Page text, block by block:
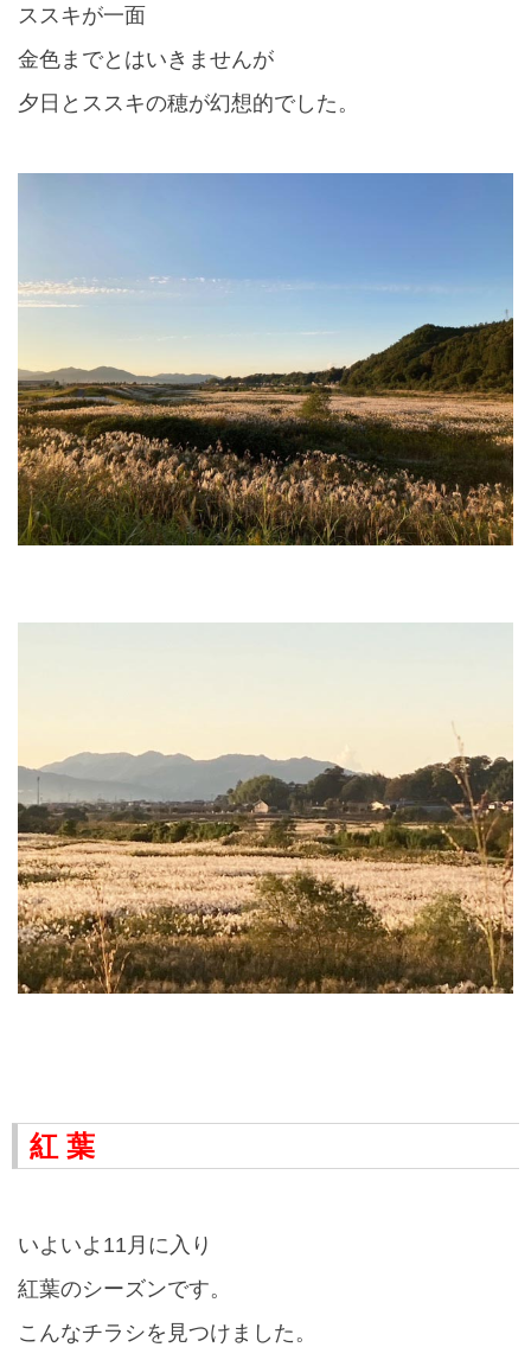
ススキが一面
金色までとはいきませんが
夕日とススキの穂が幻想的でした。
紅 葉
いよいよ 11月に入り
紅葉のシーズンです。
こんなチラシを見つけました。